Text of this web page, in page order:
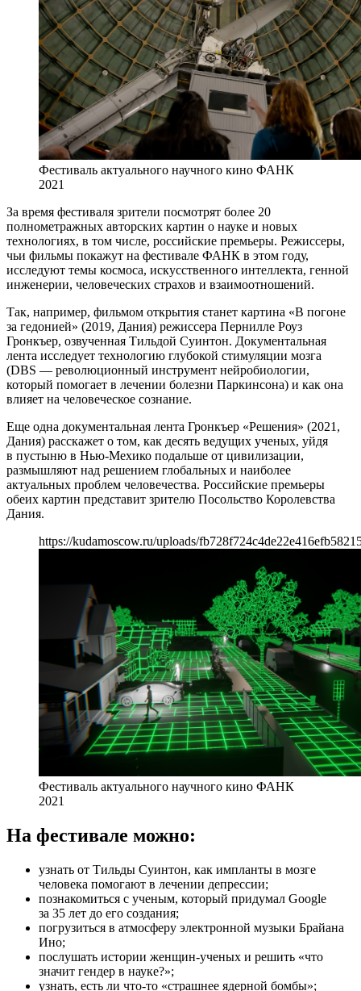
Фестиваль актуального научного кино ФАНК
2021
За время фестиваля зрители посмотрят более 20
полнометражных авторских картин о науке и новых
технологиях, в том числе, российские премьеры. Режиссеры,
чьи фильмы покажут на фестивале ФАНК в этом году,
исследуют темы космоса, искусственного интеллекта, генной
инженерии, человеческих страхов и взаимоотношений.
Так, например, фильмом открытия станет картина «В погоне
за гедонией» (2019, Дания) режиссера Пернилле Роуз
Гронкъер, озвученная Тильдой Суинтон. Документальная
лента исследует технологию глубокой стимуляции мозга
(DBS — революционный инструмент нейробиологии,
который помогает в лечении болезни Паркинсона) и как она
влияет на человеческое сознание.
Еще одна документальная лента Гронкъер «Решения» (2021,
Дания) расскажет о том, как десять ведущих ученых, уйдя
в пустыню в Нью-Мехико подальше от цивилизации,
размышляют над решением глобальных и наиболее
актуальных проблем человечества. Российские премьеры
обеих картин представит зрителю Посольство Королевства
Дания.
https://kudamoscow.ru/uploads/
Фестиваль актуального научного кино ФАНК
2021
На фестивале можно:
узнать от Тильды Суинтон, как импланты в мозге
человека помогают в лечении депрессии;
познакомиться с ученым, который придумал Google
за 35 лет до его создания;
погрузиться в атмосферу электронной музыки Брайана
Ино;
послушать истории женщин-ученых и решить «что
значит гендер в науке?»;
узнать, есть ли что-то «страшнее ядерной бомбы»;